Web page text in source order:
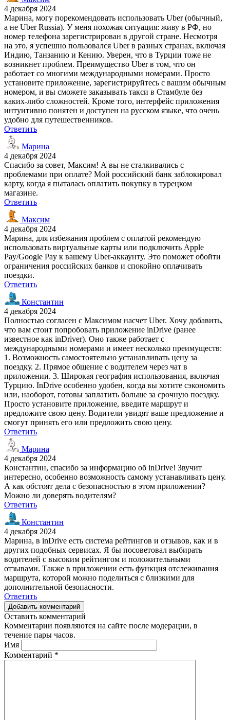
4 декабря 2024
Марина, могу порекомендовать использовать Uber (обычный,
а не Uber Russia). У меня похожая ситуация: живу в РФ, но
номер телефона зарегистрирован в другой стране. Несмотря
на это, я успешно пользовался Uber в разных странах, включая
Индию, Танзанию и Кению. Уверен, что в Турции тоже не
возникнет проблем. Преимущество Uber в том, что он
работает со многими международными номерами. Просто
установите приложение, зарегистрируйтесь с вашим обычным
номером, и вы сможете заказывать такси в Стамбуле без
каких-либо сложностей. Кроме того, интерфейс приложения
интуитивно понятен и доступен на русском языке, что очень
удобно для путешественников.
Ответить
Марина
4 декабря 2024
Спасибо за совет, Максим! А вы не сталкивались с
проблемами при оплате? Мой российский банк заблокировал
карту, когда я пыталась оплатить покупку в турецком
магазине.
Ответить
Максим
4 декабря 2024
Марина, для избежания проблем с оплатой рекомендую
использовать виртуальные карты или подключить Apple
Pay/Google Pay к вашему Uber-аккаунту. Это поможет обойти
ограничения российских банков и спокойно оплачивать
поездки.
Ответить
Константин
4 декабря 2024
Полностью согласен с Максимом насчет Uber. Хочу добавить,
что вам стоит попробовать приложение inDrive (ранее
известное как inDriver). Оно также работает с
международными номерами и имеет несколько преимуществ:
1. Возможность самостоятельно устанавливать цену за
поездку. 2. Прямое общение с водителем через чат в
приложении. 3. Широкая география использования, включая
Турцию. InDrive особенно удобен, когда вы хотите сэкономить
или, наоборот, готовы заплатить больше за срочную поездку.
Просто установите приложение, введите маршрут и
предложите свою цену. Водители увидят ваше предложение и
смогут принять его или предложить свою цену.
Ответить
Марина
4 декабря 2024
Константин, спасибо за информацию об inDrive! Звучит
интересно, особенно возможность самому устанавливать цену.
А как обстоят дела с безопасностью в этом приложении?
Можно ли доверять водителям?
Ответить
Константин
4 декабря 2024
Марина, в inDrive есть система рейтингов и отзывов, как и в
других подобных сервисах. Я бы посоветовал выбирать
водителей с высоким рейтингом и положительными
отзывами. Также в приложении есть функция отслеживания
маршрута, которой можно поделиться с близкими для
дополнительной безопасности.
Ответить
Добавить комментарий
Оставить комментарий
Комментарии появляются на сайте после модерации, в
течение пары часов.
Имя
Комментарий *